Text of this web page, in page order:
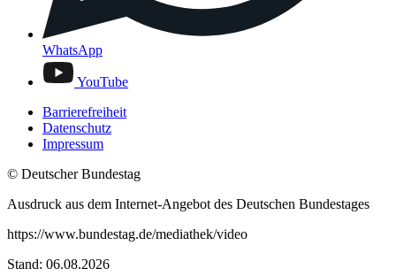
WhatsApp
YouTube
Barrierefreiheit
Datenschutz
Impressum
© Deutscher Bundestag
Ausdruck aus dem Internet-Angebot des Deutschen Bundestages
https://www.bundestag.de/mediathek/video
Stand: 06.08.2026